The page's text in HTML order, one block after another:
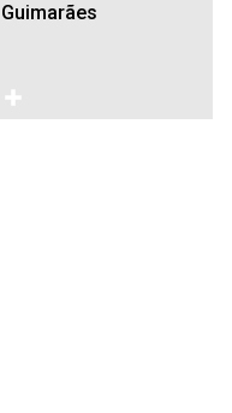
Guimarães